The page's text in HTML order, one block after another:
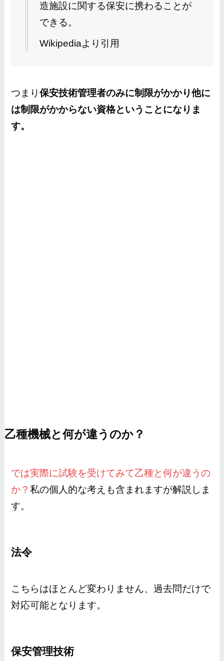
造施設に関する保安に携わることが
できる。
Wikipediaより引用
つまり保安技術管理者のみに制限がかかり他に
は制限がかからない資格ということになりま
す。
乙種機械と何が違うのか？
では実際に試験を受けてみて乙種と何が違うの
か？私の個人的な考えも含まれますが解説しま
す。
法令
こちらはほとんど変わりません、過去問だけで
対応可能となります。
保安管理技術